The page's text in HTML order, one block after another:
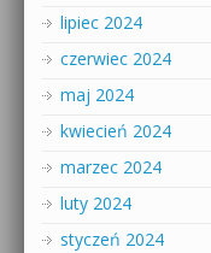
lipiec 2024
czerwiec 2024
maj 2024
kwiecień 2024
marzec 2024
luty 2024
styczeń 2024